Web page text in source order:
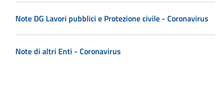
Note DG Lavori pubblici e Protezione civile - Coronavirus
Note di altri Enti - Coronavirus